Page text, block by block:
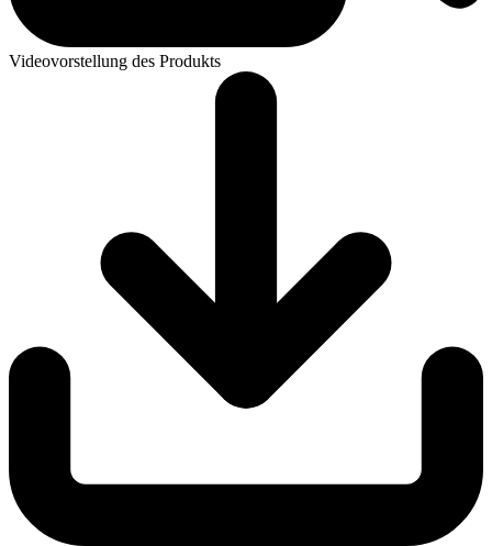
Videovorstellung des Produkts